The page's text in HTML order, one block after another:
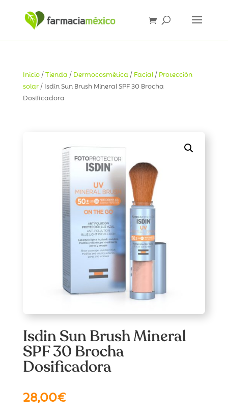
Inicio/Tienda / Dermocosmética / Facial/ Protección
solar/ Isdin Sun Brush Mineral SPF 30 Brocha
Dosificadora
Isdin Sun Brush Mineral
SPF 30 Brocha
Dosificadora
28,00€